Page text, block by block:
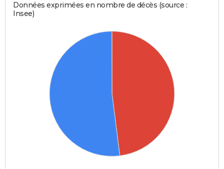
Données exprimées en nombre de décès (source :
Insee)